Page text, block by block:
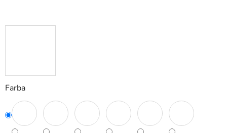
Farba